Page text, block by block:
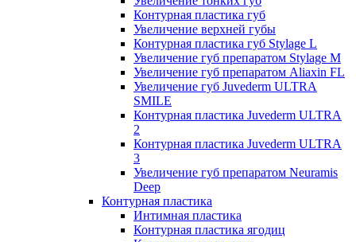
Контурная пластика губ
Увеличение верхней губы
Контурная пластика губ Stylage L
Увеличение губ препаратом Stylage M
Увеличение губ препаратом Aliaxin FL
Увеличение губ Juvederm ULTRA
SMILE
Контурная пластика Juvederm ULTRA
2
Контурная пластика Juvederm ULTRA
3
Увеличение губ препаратом Neuramis
Deep
Контурная пластика
Интимная пластика
Контурная пластика ягодиц